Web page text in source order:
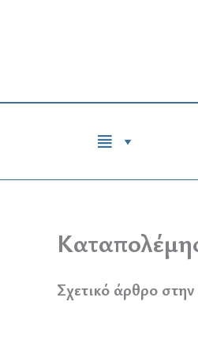
Σχετικό άρθρο